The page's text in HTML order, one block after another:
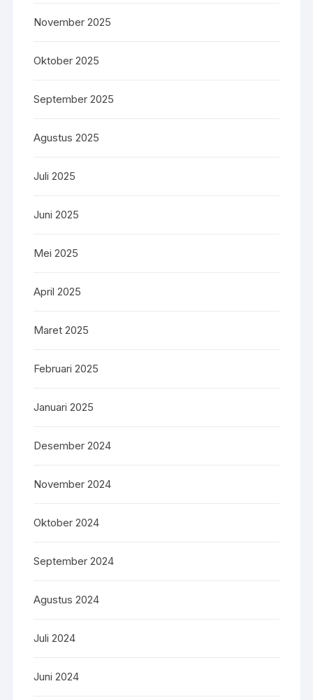
November 2025
Oktober 2025
September 2025
Agustus 2025
Juli 2025
Juni 2025
Mei 2025
April 2025
Maret 2025
Februari 2025
Januari 2025
Desember 2024
November 2024
Oktober 2024
September 2024
Agustus 2024
Juli 2024
Juni 2024